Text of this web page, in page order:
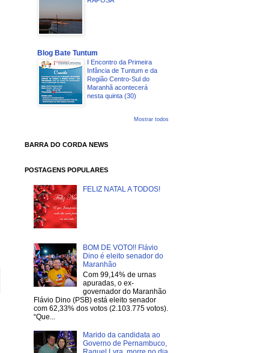
Blog Bate Tuntum
I Encontro da Primeira
Infância de Tuntum e da
Região Centro-Sul do
Maranhã acontecerá
nesta quinta (30)
Mostrar todos
BARRA DO CORDA NEWS
POSTAGENS POPULARES
FELIZ NATAL A TODOS!
BOM DE VOTO!! Flávio
Dino é eleito senador do
Maranhão
Com 99,14% de urnas
apuradas, o ex-
governador do Maranhão
Flávio Dino (PSB) está eleito senador
com 62,33% dos votos (2.103.775 votos).
“Que...
Marido da candidata ao
Governo de Pernambuco,